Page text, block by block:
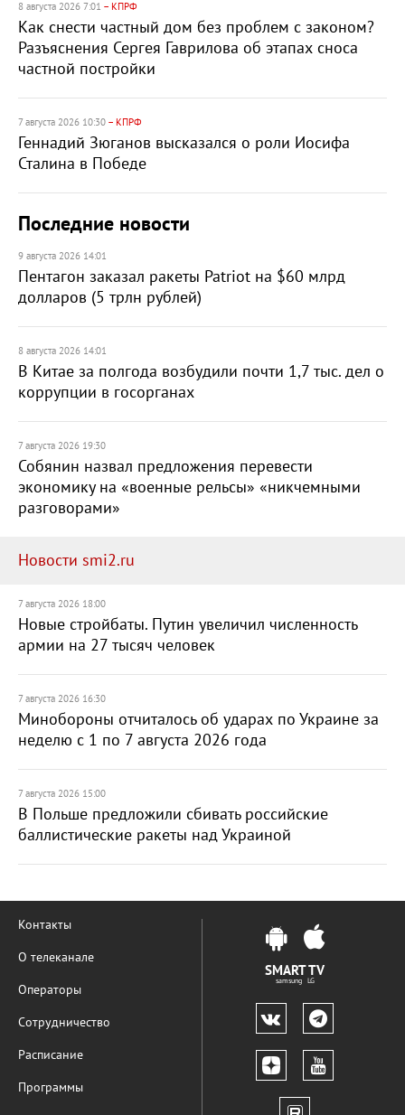
8 августа 2026 7:01 – КПРФ
Как снести частный дом без проблем с законом?
Разъяснения Сергея Гаврилова об этапах сноса
частной постройки
7 августа 2026 10:30 – КПРФ
Геннадий Зюганов высказался о роли Иосифа
Сталина в Победе
Последние новости
9 августа 2026 14:01
Пентагон заказал ракеты Patriot на $60 млрд
долларов (5 трлн рублей)
8 августа 2026 14:01
В Китае за полгода возбудили почти 1,7 тыс. дел о
коррупции в госорганах
7 августа 2026 19:30
Собянин назвал предложения перевести
экономику на «военные рельсы» «никчемными
разговорами»
Новости smi2.ru
7 августа 2026 18:00
Новые стройбаты. Путин увеличил численность
армии на 27 тысяч человек
7 августа 2026 16:30
Минобороны отчиталось об ударах по Украине за
неделю с 1 по 7 августа 2026 года
7 августа 2026 15:00
В Польше предложили сбивать российские
баллистические ракеты над Украиной
Контакты
О телеканале
Операторы
Сотрудничество
Расписание
Программы
SMART TV
samsung LG